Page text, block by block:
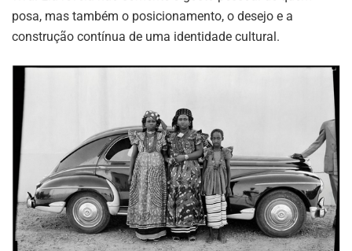
posa, mas também o posicionamento, o desejo e a
construção contínua de uma identidade cultural.